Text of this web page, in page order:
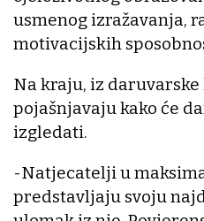
usmenog izražavanja,
motivacijskih
Na kraju, iz
pojašnjavaju kako će
izgledati.
-Natjecatelji u
predstavljaju svoju